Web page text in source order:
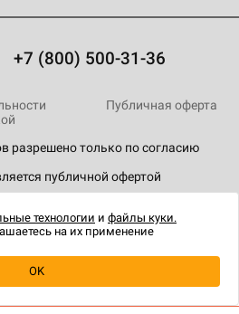
Купить| 1 290 ₽
+7 (800) 500-31-36
разрешено только по согласию
публичной офертой
Публичная оферта
технологии и файлы куки.
на их применение
OK